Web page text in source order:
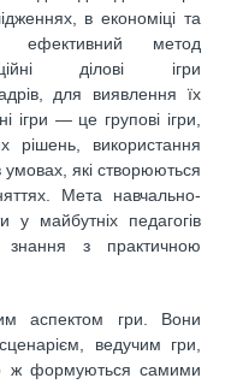
в економіці та
ефективний метод
ділові ігри
для виявлення їх
ігри — це групові ігри,
рішень, використання
умовах, які створюються
Мета навчально-
у майбутніх педагогів
знання з практичною
аспектом гри. Вони
ведучим гри,
ж формуються самими